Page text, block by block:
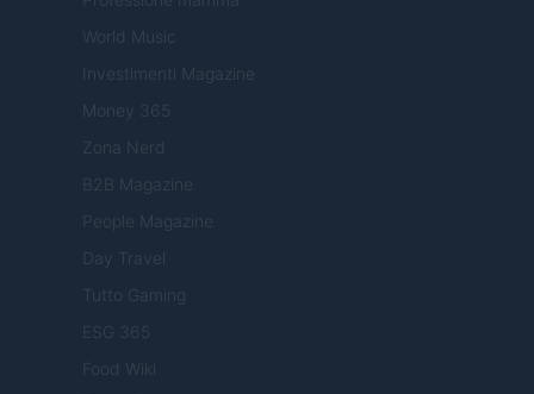
World Music
Investimenti Magazine
Money 365
Zona Nerd
B2B Magazine
People Magazine
Day Travel
Tutto Gaming
ESG 365
Food Wiki